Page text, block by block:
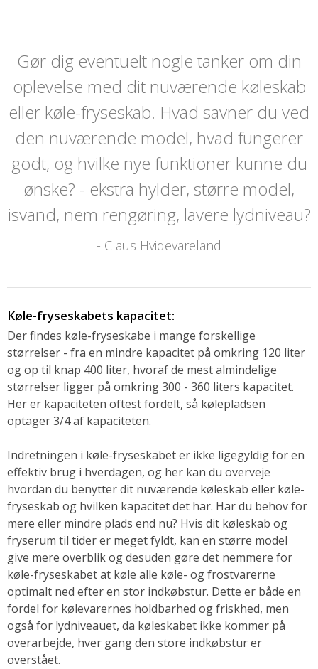
Gør dig eventuelt nogle tanker om din
oplevelse med dit nuværende køleskab
eller køle-fryseskab. Hvad savner du ved
den nuværende model, hvad fungerer
godt, og hvilke nye funktioner kunne du
ønske? - ekstra hylder, større model,
isvand, nem rengøring, lavere lydniveau?
- Claus Hvidevareland
Køle-fryseskabets kapacitet:
Der findes køle-fryseskabe i mange forskellige
størrelser - fra en mindre kapacitet på omkring 120 liter
og op til knap 400 liter, hvoraf de mest almindelige
størrelser ligger på omkring 300 - 360 liters kapacitet.
Her er kapaciteten oftest fordelt, så kølepladsen
optager 3/4 af kapaciteten.
Indretningen i køle-fryseskabet er ikke ligegyldig for en
effektiv brug i hverdagen, og her kan du overveje
hvordan du benytter dit nuværende køleskab eller køle-
fryseskab og hvilken kapacitet det har. Har du behov for
mere eller mindre plads end nu? Hvis dit køleskab og
fryserum til tider er meget fyldt, kan en større model
give mere overblik og desuden gøre det nemmere for
køle-fryseskabet at køle alle køle- og frostvarerne
optimalt ned efter en stor indkøbstur. Dette er både en
fordel for kølevarernes holdbarhed og friskhed, men
også for lydniveauet, da køleskabet ikke kommer på
overarbejde, hver gang den store indkøbstur er
overstået.